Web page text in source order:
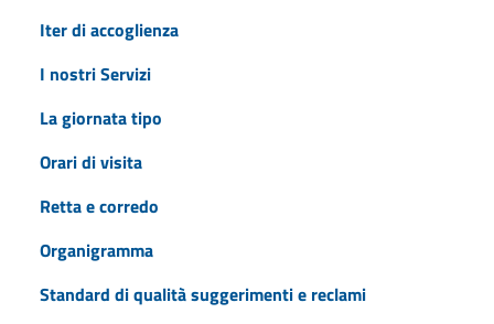
Iter di accoglienza
I nostri Servizi
La giornata tipo
Orari di visita
Retta e corredo
Organigramma
Standard di qualità suggerimenti e reclami